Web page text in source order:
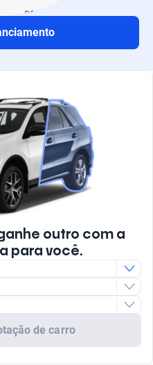
outro com a
para você.
de carro